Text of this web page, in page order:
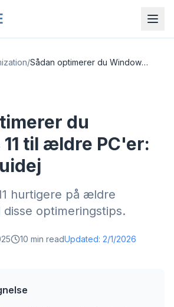
/ Sådan optimerer du Windows 11 til ældre PC'er: Ydelsesguidej
du
til ældre PC'er:
hurtigere på ældre
optimeringstips.
10 min readUpdated: 2/1/2026